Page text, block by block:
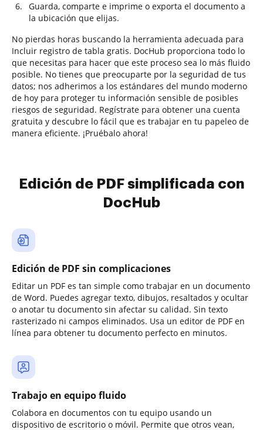
Guarda, comparte e imprime o exporta el documento a
la ubicación que elijas.
No pierdas horas buscando la herramienta adecuada para
Incluir registro de tabla gratis. DocHub proporciona todo lo
que necesitas para hacer que este proceso sea lo más fluido
posible. No tienes que preocuparte por la seguridad de tus
datos; nos adherimos a los estándares del mundo moderno
de hoy para proteger tu información sensible de posibles
riesgos de seguridad. Regístrate para obtener una cuenta
gratuita y descubre lo fácil que es trabajar en tu papeleo de
manera eficiente. ¡Pruébalo ahora!
Edición de PDF simplificada con
DocHub
Edición de PDF sin complicaciones
Editar un PDF es tan simple como trabajar en un documento
de Word. Puedes agregar texto, dibujos, resaltados y ocultar
o anotar tu documento sin afectar su calidad. Sin texto
rasterizado ni campos eliminados. Usa un editor de PDF en
línea para obtener tu documento perfecto en minutos.
Trabajo en equipo fluido
Colabora en documentos con tu equipo usando un
dispositivo de escritorio o móvil. Permite que otros vean,